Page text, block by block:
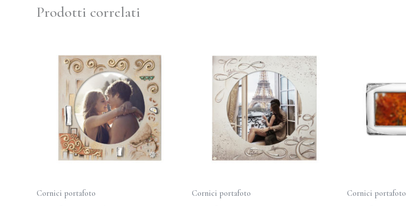
Prodotti correlati
Cornici portafoto Cornici portafoto Cornici portafoto